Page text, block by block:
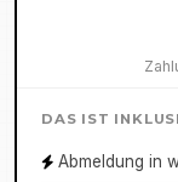
DAS IST
Abmeldung in